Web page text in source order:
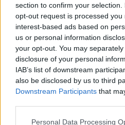
section to confirm your
opt-out request is processed you
interest-based ads based on
us or personal information
your opt-out. You may
disclosure of your personal
IAB’s list of downstream
also be disclosed by us to third
Downstream Participants that
Personal Data Processing
Ένα ελληνικό νησί στη
δεύτερη θέση των
καλοκαιρινών προορισμών
της Ευρώπης